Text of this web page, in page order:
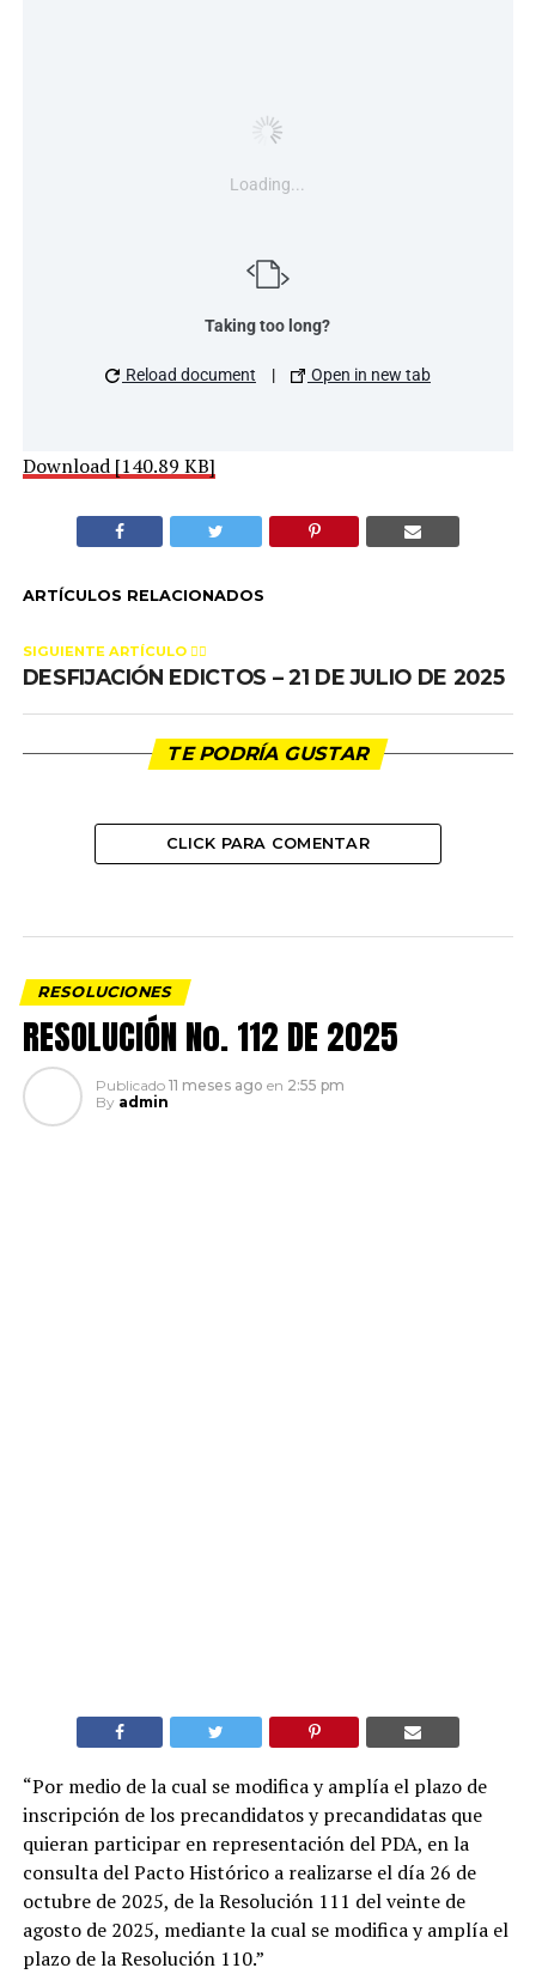
Loading...
Taking too long?
Reload document | Open in new tab
Download [140.89 KB]
ARTÍCULOS RELACIONADOS
SIGUIENTE ARTÍCULO 👈🏻
DESFIJACIÓN EDICTOS – 21 DE JULIO DE 2025
TE PODRÍA GUSTAR
CLICK PARA COMENTAR
RESOLUCIONES
RESOLUCIÓN No. 112 DE 2025
Publicado 11 meses ago en 2:55 pm
By admin
“Por medio de la cual se modifica y amplía el plazo de
inscripción de los precandidatos y precandidatas que
quieran participar en representación del PDA, en la
consulta del Pacto Histórico a realizarse el día 26 de
octubre de 2025, de la Resolución 111 del veinte de
agosto de 2025, mediante la cual se modifica y amplía el
plazo de la Resolución 110.”